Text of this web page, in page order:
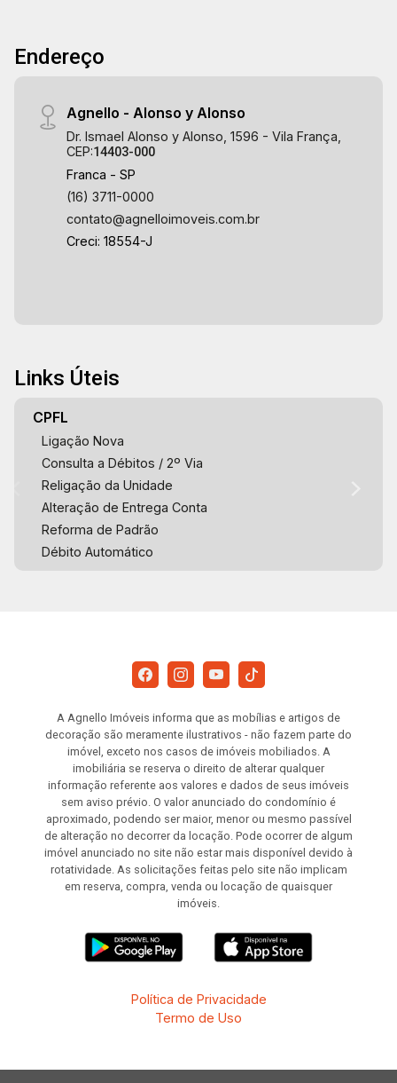
Endereço
Agnello - Alonso y Alonso
Dr. Ismael Alonso y Alonso, 1596 - Vila França,
CEP:14403-000
Franca - SP
(16) 3711-0000
contato@agnelloimoveis.com.br
Creci: 18554-J
Links Úteis
CPFL
Ligação Nova
Consulta a Débitos / 2º Via
Religação da Unidade
Alteração de Entrega Conta
Reforma de Padrão
Débito Automático
A Agnello Imóveis informa que as mobílias e artigos de
decoração são meramente ilustrativos - não fazem parte do
imóvel, exceto nos casos de imóveis mobiliados. A
imobiliária se reserva o direito de alterar qualquer
informação referente aos valores e dados de seus imóveis
sem aviso prévio. O valor anunciado do condomínio é
aproximado, podendo ser maior, menor ou mesmo passível
de alteração no decorrer da locação. Pode ocorrer de algum
imóvel anunciado no site não estar mais disponível devido à
rotatividade. As solicitações feitas pelo site não implicam
em reserva, compra, venda ou locação de quaisquer
imóveis.
Política de Privacidade
Termo de Uso